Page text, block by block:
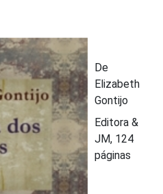
De
Elizabeth
Gontijo
Editora &
JM, 124
páginas